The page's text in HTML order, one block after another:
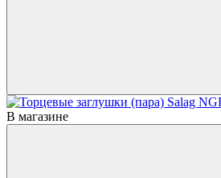
В магазине